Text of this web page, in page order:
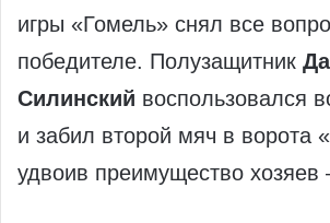
игры «Гомель» снял все
победителе. Полузащитник
Силинский воспользовался
и забил второй мяч в ворота
удвоив преимущество